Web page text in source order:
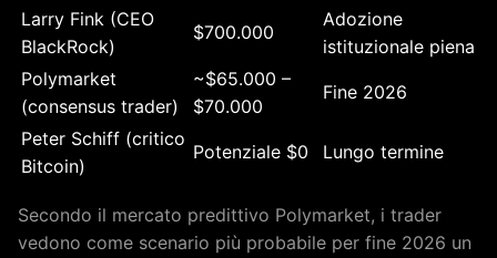
Larry Fink (CEO
BlackRock)
$700.000
Adozione
istituzionale piena
Polymarket
(consensus trader)
~$65.000 –
$70.000
Fine 2026
Peter Schiff (critico
Bitcoin)
Potenziale $0 Lungo termine
Secondo il mercato predittivo Polymarket, i trader
vedono come scenario più probabile per fine 2026 un